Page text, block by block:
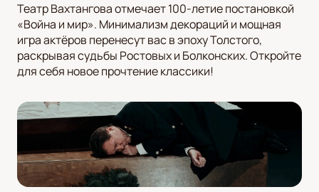
Театр Вахтангова отмечает 100-летие постановкой
«Война и мир». Минимализм декораций и мощная
игра актёров перенесут вас в эпоху Толстого,
раскрывая судьбы Ростовых и Болконских. Откройте
для себя новое прочтение классики!